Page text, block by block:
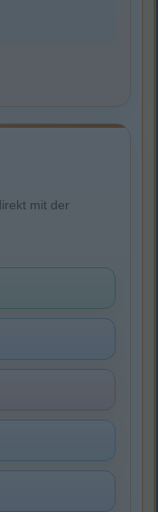
mit der